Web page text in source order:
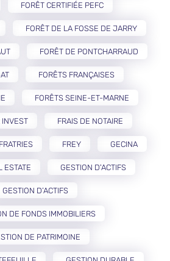
FORÊT CERTIFIÉE PEFC
FORÊT DE LA FOSSE DE JARRY
FORÊT DE PONTCHARRAUD
FORÊTS FRANÇAISES
FORÊTS SEINE-ET-MARNE
INVEST FRAIS DE NOTAIRE
FRATRIES FREY GECINA
ESTATE GESTION D'ACTIFS
GESTION D’ACTIFS
DE FONDS IMMOBILIERS
DE PATRIMOINE